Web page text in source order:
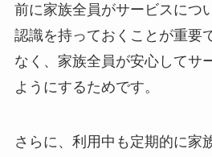
前に家族全員がサービスにつ
認識を持っておくことが重要
なく、家族全員が安心してサ
ようにするためです。
さらに、利用中も定期的に家